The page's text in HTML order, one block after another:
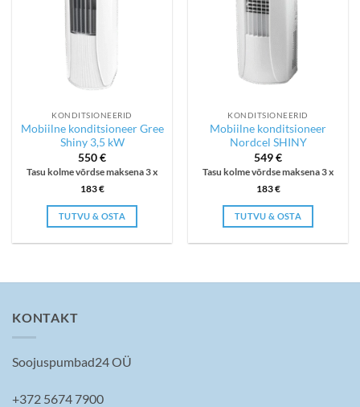
KONDITSIONEERID
Mobiilne konditsioneer Gree
Shiny 3,5 kW
550€
Tasu kolme võrdse maksena 3 x
183€
TUTVU & OSTA
KONDITSIONEERID
Mobiilne konditsioneer
Nordcel SHINY
549€
Tasu kolme võrdse maksena 3 x
183€
TUTVU & OSTA
KONTAKT
Soojuspumbad24 OÜ
+372 5674 7900